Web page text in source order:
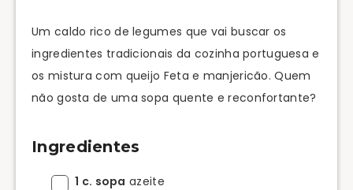
Um caldo rico de legumes que vai buscar os
ingredientes tradicionais da cozinha portuguesa e
os mistura com queijo Feta e manjericão. Quem
não gosta de uma sopa quente e reconfortante?
Ingredientes
1 c. sopa azeite